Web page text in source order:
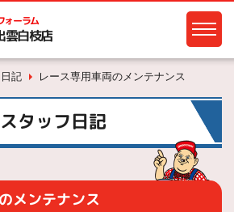
ォーラム
雲白枝店
記 レース専用車両のメンテナンス
スタッフ日記
メンテナンス